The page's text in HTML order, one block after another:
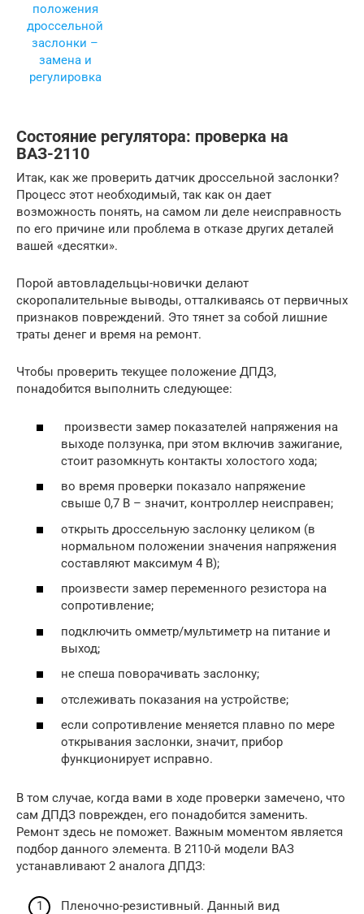
Состояние регулятора: проверка на
ВАЗ-2110
Итак, как же проверить датчик дроссельной заслонки?
Процесс этот необходимый, так как он дает
возможность понять, на самом ли деле неисправность
по его причине или проблема в отказе других деталей
вашей «десятки».
Порой автовладельцы-новички делают
скоропалительные выводы, отталкиваясь от первичных
признаков повреждений. Это тянет за собой лишние
траты денег и время на ремонт.
Чтобы проверить текущее положение ДПДЗ,
понадобится выполнить следующее:
произвести замер показателей напряжения на
выходе ползунка, при этом включив зажигание,
стоит разомкнуть контакты холостого хода;
во время проверки показало напряжение
свыше 0,7 В – значит, контроллер неисправен;
открыть дроссельную заслонку целиком (в
нормальном положении значения напряжения
составляют максимум 4 В);
произвести замер переменного резистора на
сопротивление;
подключить омметр/мультиметр на питание и
выход;
не спеша поворачивать заслонку;
отслеживать показания на устройстве;
если сопротивление меняется плавно по мере
открывания заслонки, значит, прибор
функционирует исправно.
В том случае, когда вами в ходе проверки замечено, что
сам ДПДЗ поврежден, его понадобится заменить.
Ремонт здесь не поможет. Важным моментом является
подбор данного элемента. В 2110-й модели ВАЗ
устанавливают 2 аналога ДПДЗ:
Пленочно-резистивный. Данный вид